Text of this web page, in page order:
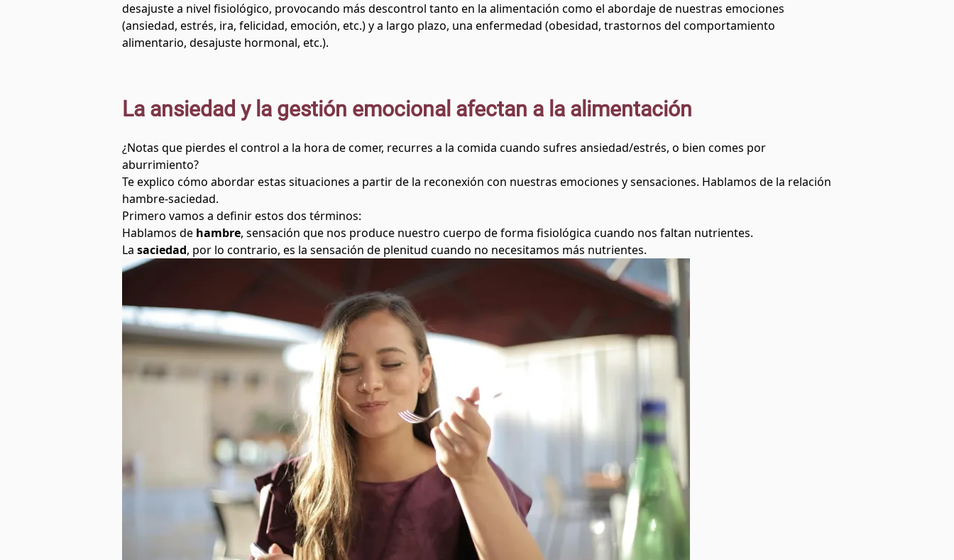
desajuste a nivel fisiológico, provocando más descontrol tanto en la alimentación como el abordaje de nuestras emociones
(ansiedad, estrés, ira, felicidad, emoción, etc.) y a largo plazo, una enfermedad (obesidad, trastornos del comportamiento
alimentario, desajuste hormonal, etc.).
La ansiedad y la gestión emocional afectan a la alimentación
¿Notas que pierdes el control a la hora de comer, recurres a la comida cuando sufres ansiedad/estrés, o bien comes por
aburrimiento?
Te explico cómo abordar estas situaciones a partir de la reconexión con nuestras emociones y sensaciones. Hablamos de la relación
hambre-saciedad.
Primero vamos a definir estos dos términos:
Hablamos de hambre, sensación que nos produce nuestro cuerpo de forma fisiológica cuando nos faltan nutrientes.
La saciedad, por lo contrario, es la sensación de plenitud cuando no necesitamos más nutrientes.